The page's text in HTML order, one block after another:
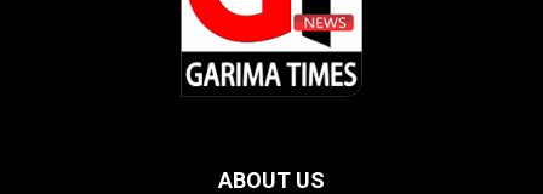
ABOUT US